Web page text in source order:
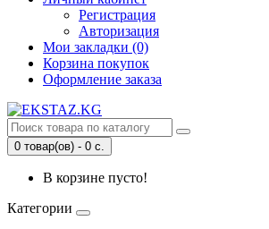
Регистрация
Авторизация
Мои закладки (0)
Корзина покупок
Оформление заказа
0 товар(ов) - 0 с.
В корзине пусто!
Категории